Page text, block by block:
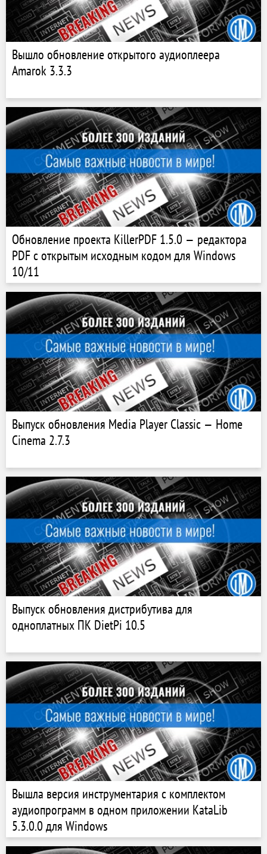
Вышло обновление открытого аудиоплеера
Amarok 3.3.3
Обновление проекта KillerPDF 1.5.0 — редактора
PDF с открытым исходным кодом для Windows
10/11
Выпуск обновления Media Player Classic — Home
Cinema 2.7.3
Выпуск обновления дистрибутива для
одноплатных ПК DietPi 10.5
Вышла версия инструментария с комплектом
аудиопрограмм в одном приложении KataLib
5.3.0.0 для Windows